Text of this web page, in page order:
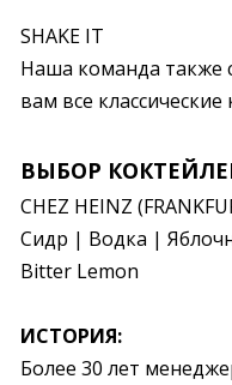
SHAKE IT
Наша команда также
вам все классические
ВЫБОР
CHEZ HEINZ
Сидр | Водка |
Bitter Lemon
ИСТОРИЯ:
Более 30 лет